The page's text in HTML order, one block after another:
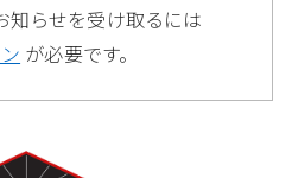
知らせを受け取るには
が必要です。